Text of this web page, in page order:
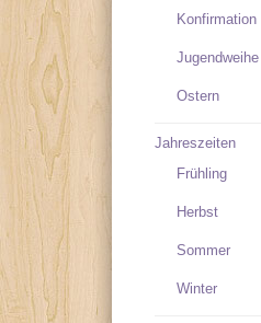
Konfirmation
Jugendweihe
Ostern
Jahreszeiten
Frühling
Herbst
Sommer
Winter